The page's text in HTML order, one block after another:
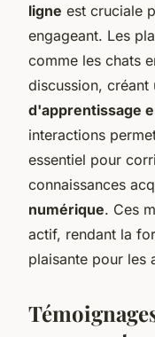
ligne est cruciale
engageant. Les
comme les chats
discussion, créant
d'apprentissage
interactions
essentiel pour
connaissances
numérique. Ces
actif, rendant la
plaisante pour les